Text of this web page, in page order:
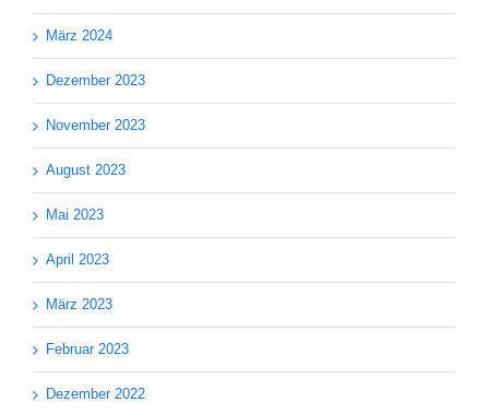
März 2024
Dezember 2023
November 2023
August 2023
Mai 2023
April 2023
März 2023
Februar 2023
Dezember 2022